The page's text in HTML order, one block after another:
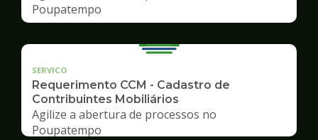
Poupatempo
SERVICO
Requerimento CCM - Cadastro de
Contribuintes Mobiliários
Agilize a abertura de processos no
Poupatempo